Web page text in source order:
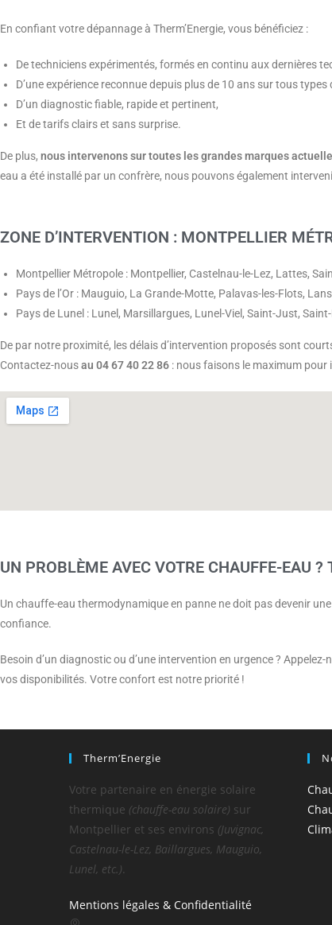
En confiant votre dépannage à Therm’Energie, vous bénéficiez :
De techniciens expérimentés, formés en continu aux dernières
D’une expérience reconnue depuis plus de 10 ans sur tous types
D’un diagnostic fiable, rapide et pertinent,
Et de tarifs clairs et sans surprise.
De plus, nous intervenons sur toutes les grandes marques
eau a été installé par un confrère, nous pouvons également
ZONE D’INTERVENTION : MONTPELLIER
Montpellier Métropole : Montpellier, Castelnau-le-Lez, Lattes,
Pays de l’Or : Mauguio, La Grande-Motte, Palavas-les-Flots,
Pays de Lunel : Lunel, Marsillargues, Lunel-Viel, Saint-Just,
De par notre proximité, les délais d’intervention proposés sont
Contactez-nousau 04 67 40 22 86 : nous faisons le maximum pour
UN PROBLÈME AVEC VOTRE CHAUFFE-EAU ?
Un chauffe-eau thermodynamique en panne ne doit pas devenir
confiance.
Besoin d’un diagnostic ou d’une intervention en urgence ? Appelez-
vos disponibilités. Votre confort est notre priorité !
Therm’Energie
Votre partenaire en énergie solaire
thermique (chauffe-eau solaire) sur
Montpellier et ses environs (Juvignac,
Castelnau-le-Lez, Baillargues, Mauguio,
Lunel, etc.).
Mentions légales & Confidentialité